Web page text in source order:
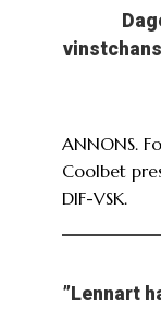
ANNONS.
Coolbet
DIF-VSK.
”Lennart